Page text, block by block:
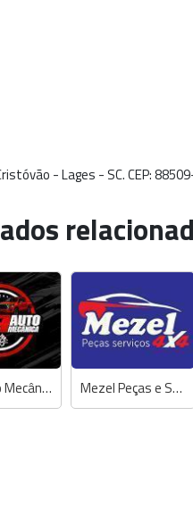
- Lages - SC. CEP:
M.A. Auto Mecânica Mezel Peças e Serviços 4x4 (Mecânica Zé)